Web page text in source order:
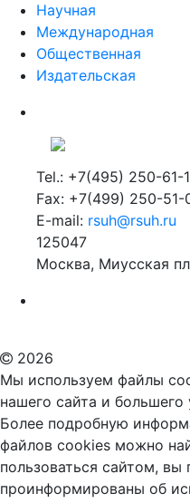
Научная
Международная
Общественная
Издательская
Tel.: +7(495) 250-61-
Fax: +7(499) 250-51-
E-mail: rsuh@rsuh.ru
125047
Москва, Миусская
2026
Мы используем файлы
нашего сайта и большего
Более подробную
файлов cookies можно
пользоваться сайтом,
проинформированы об